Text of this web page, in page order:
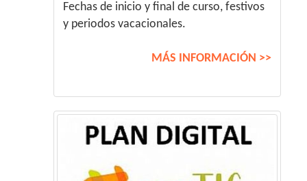
Fechas de inicio y final de curso, festivos
y periodos vacacionales.
MÁS INFORMACIÓN >>